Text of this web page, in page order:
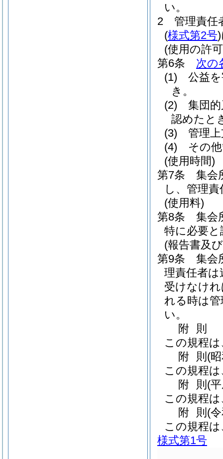
い。
2
管理責任
(様式第2号)
(使用の許
第6条
次の
(1)
公益
き。
(2)
集団
認めたと
(3)
管理
(4)
その
(使用時間)
第7条
集会
し、管理
(使用料)
第8条
集会
特に必要
(報告書及
第9条
集会
理責任者
受けなけ
れる時は
い。
附 則
この規程
附 則 (
この規程
附 則 (
この規程
附 則 (
この規程
様式第1号